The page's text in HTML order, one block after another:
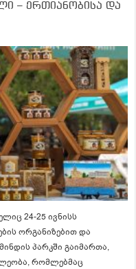
– ერთიანობისა და
24-25 ივნისს
ორგანიზებით და
პარკში გაიმართა,
რომლებმაც